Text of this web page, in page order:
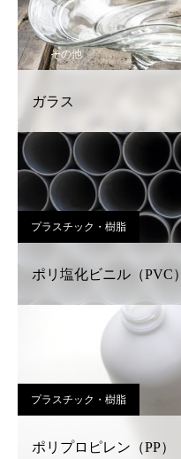
その他
ガラス
プラスチック・樹脂
ポリ塩化ビニル（PVC）
プラスチック・樹脂
ポリプロピレン（PP）